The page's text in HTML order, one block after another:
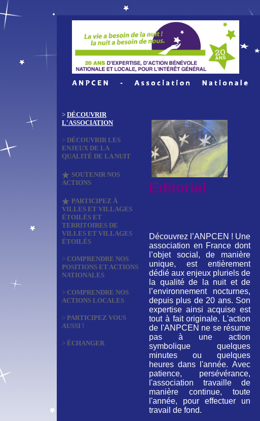
> DÉCOUVRIR
L'ASSOCIATION
> DÉCOUVRIR LES
ENJEUX DE LA
QUALITÉ DE LA NUIT
SOUTENIR NOS
ACTIONS
PARTICIPEZ À
VILLES ET VILLAGES
ÉTOILÉS ET
TERRITOIRES DE
VILLES ET VILLAGES
ÉTOILÉS
> COMPRENDRE NOS
POSITIONS ET ACTIONS
NATIONALES
> COMPRENDRE NOS
ACTIONS LOCALES
> PARTICIPEZ VOUS
AUSSI !
> ÉCHANGER
Editorial
Découvrez l’ANPCEN ! Une
association en France dont
l’objet social, de manière
unique, est entièrement
dédié aux enjeux pluriels de
la qualité de la nuit et de
l’environnement nocturnes,
depuis plus de 20 ans. Son
expertise ainsi acquise est
tout à fait originale. L'action
de l'ANPCEN ne se résume
pas à une action
symbolique quelques
minutes ou quelques
heures dans l'année. Avec
patience, persévérance,
l'association travaille de
manière continue, toute
l'année, pour effectuer un
travail de fond.